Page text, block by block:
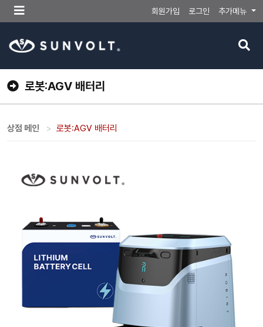
메
뉴
튼
회원가입 로그인 추가메뉴
검
버
로봇:AGV 배터리
상점 메인 로봇:AGV 배터리